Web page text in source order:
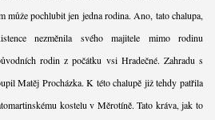
může pochlubit jen jedna rodina. Ano, tato chalupa,
nezměnila svého majitele mimo rodinu
rodin z počátku vsi Hradečné. Zahradu s
Matěj Procházka. K této chalupě již tehdy patřila
kostelu v Měrotíně. Tato kráva, jak to